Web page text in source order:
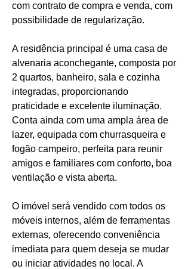
com contrato de compra e venda, com
possibilidade de regularização.
A residência principal é uma casa de
alvenaria aconchegante, composta por
2 quartos, banheiro, sala e cozinha
integradas, proporcionando
praticidade e excelente iluminação.
Conta ainda com uma ampla área de
lazer, equipada com churrasqueira e
fogão campeiro, perfeita para reunir
amigos e familiares com conforto, boa
ventilação e vista aberta.
O imóvel será vendido com todos os
móveis internos, além de ferramentas
externas, oferecendo conveniência
imediata para quem deseja se mudar
ou iniciar atividades no local. A